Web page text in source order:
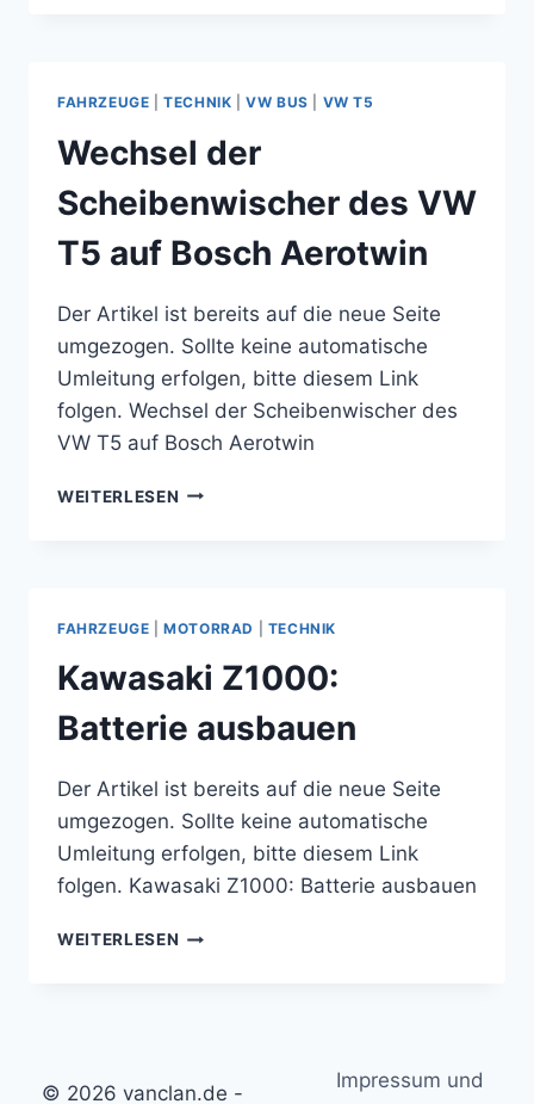
SIEMENS
BOSCH
NEFF
SPÜLMASCHINE
NACH
UNTEN
–
DEFEKT
FAHRZEUGE |TECHNIK |VW BUS VW T5
Wechsel der
Scheibenwischer des VW
T5 auf Bosch Aerotwin
Der Artikel ist bereits auf die neue Seite
umgezogen. Sollte keine automatische
Umleitung erfolgen, bitte diesem Link
folgen. Wechsel der Scheibenwischer des
VW T5 auf Bosch Aerotwin
WEITERLESEN WECHSEL
AUF
BOSCH
AEROTWIN
FAHRZEUGE |MOTORRAD TECHNIK
Kawasaki Z1000:
Batterie ausbauen
Der Artikel ist bereits auf die neue Seite
umgezogen. Sollte keine automatische
Umleitung erfolgen, bitte diesem Link
folgen. Kawasaki Z1000: Batterie ausbauen
WEITERLESEN KAWASAKI
© 2026 vanclan.de -
Impressum und